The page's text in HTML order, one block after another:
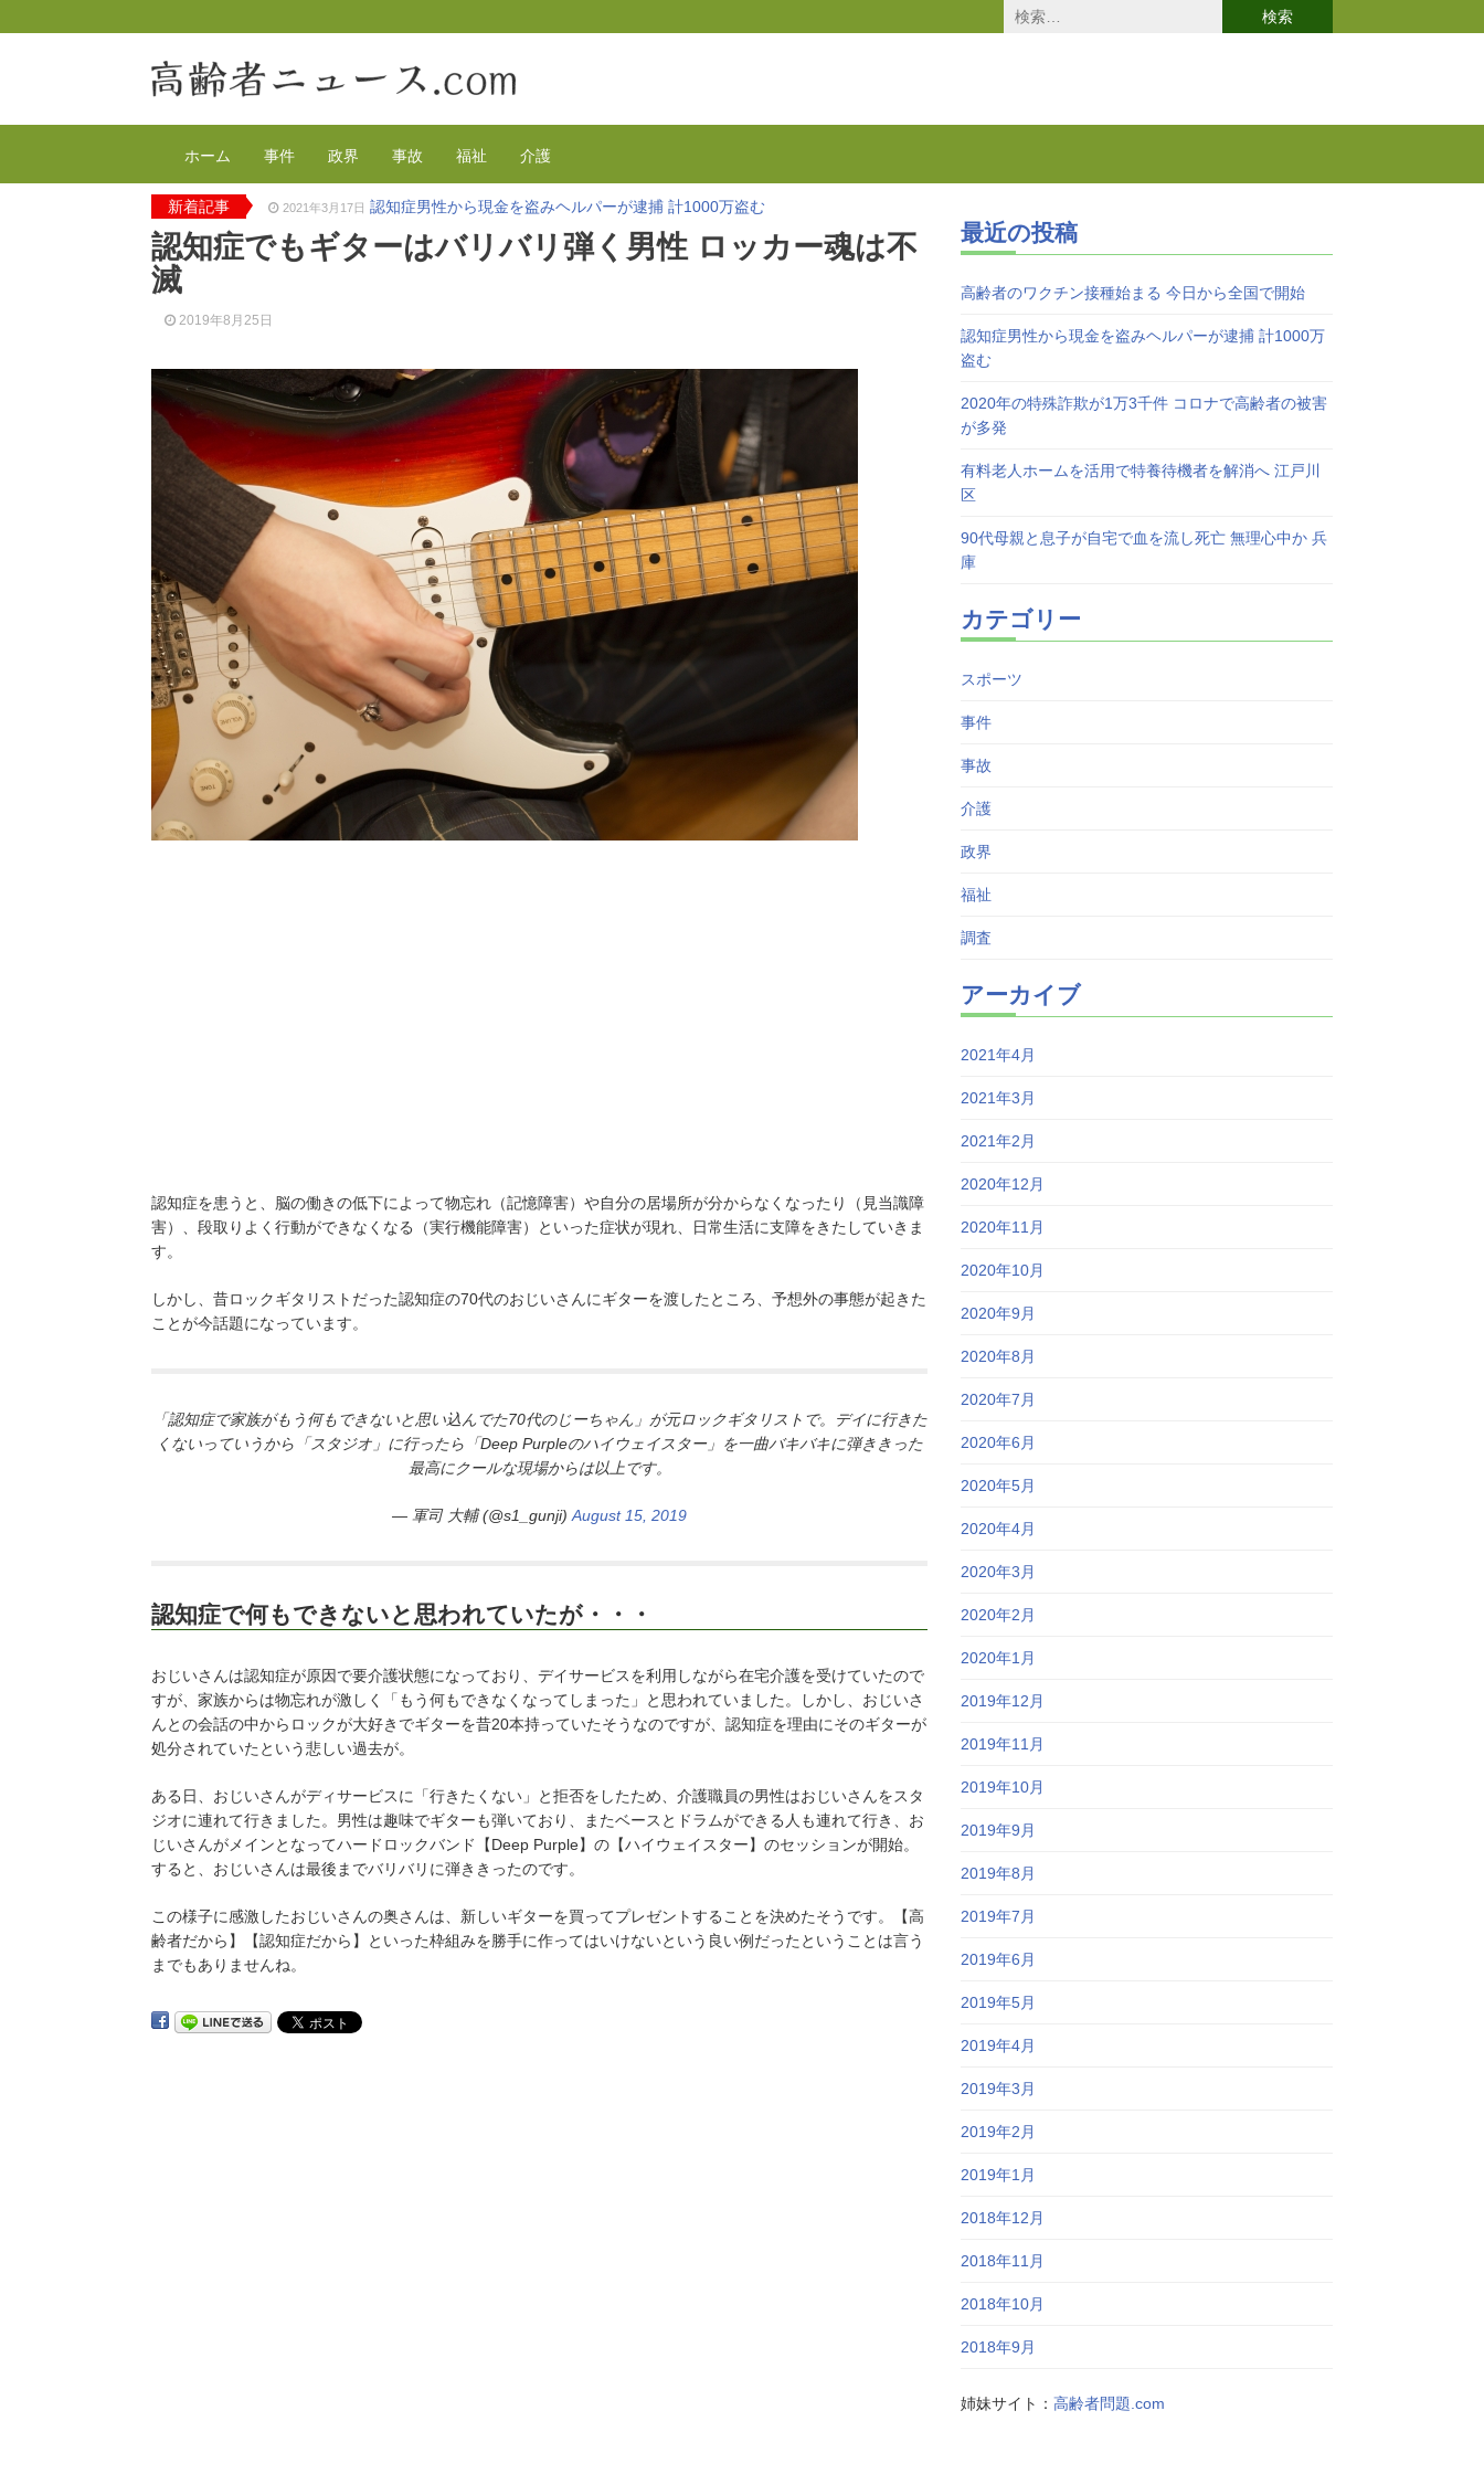
検
索:
ホーム 事件 政界 事故 福祉 介護
新着記事 2021年3月17日 認知症男性から現金を盗みヘルパーが逮捕 計1000万盗む
2021年2月4日 2020年の特殊詐欺が1万3千件 コロナで高齢者の被害が多発
2020年12月14日 有料老人ホームを活用で特養待機者を解消へ 江戸川区
認知症でもギターはバリバリ弾く男性 ロッカー魂は不
滅
2019年8月25日
認知症を患うと、脳の働きの低下によって物忘れ（記憶障害）や自分の居場所が分からなくなったり（見当識障
害）、段取りよく行動ができなくなる（実行機能障害）といった症状が現れ、日常生活に支障をきたしていきま
す。
しかし、昔ロックギタリストだった認知症の70代のおじいさんにギターを渡したところ、予想外の事態が起きた
ことが今話題になっています。
「認知症で家族がもう何もできないと思い込んでた70代のじーちゃん」が元ロックギタリストで。デイに行きた
くないっていうから「スタジオ」に行ったら「Deep Purpleのハイウェイスター」を一曲バキバキに弾ききった
最高にクールな現場からは以上です。
— 軍司 大輔 (@s1_gunji)August 15, 2019
認知症で何もできないと思われていたが・・・
おじいさんは認知症が原因で要介護状態になっており、デイサービスを利用しながら在宅介護を受けていたので
すが、家族からは物忘れが激しく「もう何もできなくなってしまった」と思われていました。しかし、おじいさ
んとの会話の中からロックが大好きでギターを昔20本持っていたそうなのですが、認知症を理由にそのギターが
処分されていたという悲しい過去が。
ある日、おじいさんがディサービスに「行きたくない」と拒否をしたため、介護職員の男性はおじいさんをスタ
ジオに連れて行きました。男性は趣味でギターも弾いており、またベースとドラムができる人も連れて行き、お
じいさんがメインとなってハードロックバンド【Deep Purple】の【ハイウェイスター】のセッションが開始。
すると、おじいさんは最後までバリバリに弾ききったのです。
この様子に感激したおじいさんの奥さんは、新しいギターを買ってプレゼントすることを決めたそうです。【高
齢者だから】【認知症だから】といった枠組みを勝手に作ってはいけないという良い例だったということは言う
までもありませんね。
最近の投稿
高齢者のワクチン接種始まる 今日から全国で開始
認知症男性から現金を盗みヘルパーが逮捕 計1000万
盗む
2020年の特殊詐欺が1万3千件 コロナで高齢者の被害
が多発
有料老人ホームを活用で特養待機者を解消へ 江戸川
区
90代母親と息子が自宅で血を流し死亡 無理心中か 兵
庫
カテゴリー
スポーツ
事件
事故
介護
政界
福祉
調査
アーカイブ
2021年4月
2021年3月
2021年2月
2020年12月
2020年11月
2020年10月
2020年9月
2020年8月
2020年7月
2020年6月
2020年5月
2020年4月
2020年3月
2020年2月
2020年1月
2019年12月
2019年11月
2019年10月
2019年9月
2019年8月
2019年7月
2019年6月
2019年5月
2019年4月
2019年3月
2019年2月
2019年1月
2018年12月
2018年11月
2018年10月
2018年9月
姉妹サイト：高齢者問題.com